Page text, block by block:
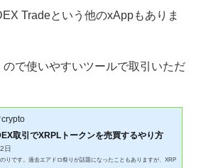
Tradeという他のxAppもありま
で使いやすいツールで取引いただ
取引でXRPLトークンを売買するやり方
日
りです。過去エアドロ祭りが話題になったこともありますが、XRP